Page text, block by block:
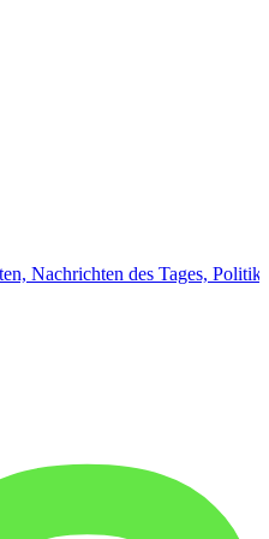
Nachrichten des Tages, Politik